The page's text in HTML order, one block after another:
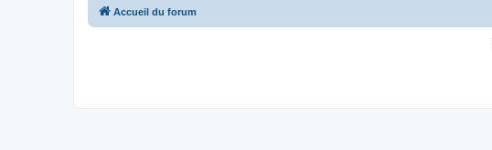
Accueil du forum